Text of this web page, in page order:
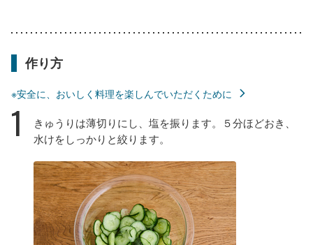
作り方
※安全に、おいしく料理を楽しんでいただくために
1
きゅうりは薄切りにし、塩を振ります。５分ほどおき、
水けをしっかりと絞ります。